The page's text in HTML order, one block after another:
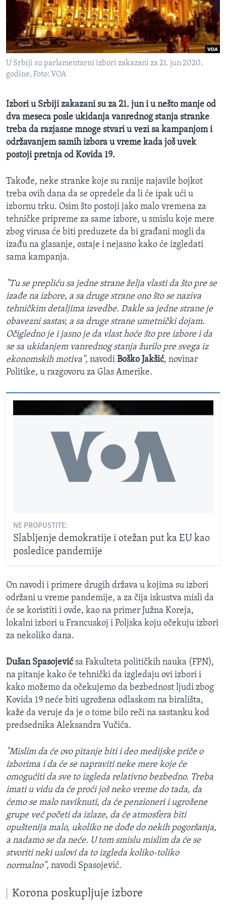
SPORT
INTERVJU
U Srbiji su parlamentarni izbori zakazani za 21. jun 2020.
godine, Foto: VOA
Izbori u Srbiji zakazani su za 21. jun i u nešto manje od
dva meseca posle ukidanja vanrednog stanja stranke
treba da razjasne mnoge stvari u vezi sa kampanjom i
održavanjem samih izbora u vreme kada još uvek
postoji pretnja od Kovida 19.
Takođe, neke stranke koje su ranije najavile bojkot
treba ovih dana da se opredele da li će ipak ući u
izbornu trku. Osim što postoji jako malo vremena za
tehničke pripreme za same izbore, u smislu koje mere
zbog virusa će biti preduzete da bi građani mogli da
izađu na glasanje, ostaje i nejasno kako će izgledati
sama kampanja.
"Tu se prepliću sa jedne strane želja vlasti da što pre se
izađe na izbore, a sa druge strane ono što se naziva
tehničkim detaljima izvedbe. Dakle sa jedne strane je
obavezni sastav, a sa druge strane umetnički dojam.
Očigledno je i jasno je da vlast hoće što pre izbore i da
se sa ukidanjem vanrednog stanja žurilo pre svega iz
ekonomskih motiva", navodi Boško Jakšić, novinar
Politike, u razgovoru za Glas Amerike.
NE PROPUSTITE:
Slabljenje demokratije i otežan put ka EU kao
posledice pandemije
On navodi i primere drugih država u kojima su izbori
održani u vreme pandemije, a za čija iskustva misli da
će se koristiti i ovde, kao na primer Južna Koreja,
lokalni izbori u Francuskoj i Poljska koju očekuju izbori
za nekoliko dana.
Dušan Spasojevićsa Fakulteta političkih nauka (FPN),
na pitanje kako će tehnički da izgledaju ovi izbori i
kako možemo da očekujemo da bezbednost ljudi zbog
Kovida 19 neće biti ugrožena odlaskom na birališta,
kaže da veruje da je o tome bilo reči na sastanku kod
predsednika Aleksandra Vučića.
"Mislim da će ovo pitanje biti i deo medijske priče o
izborima i da će se napraviti neke mere koje će
omogućiti da sve to izgleda relativno bezbedno. Treba
imati u vidu da će proći još neko vreme do tada, da
ćemo se malo naviknuti, da će penzioneri i ugrožene
grupe već početi da izlaze, da će atmosfera biti
opuštenija malo, ukoliko ne dođe do nekih pogoršanja,
a nadamo se da neće. U tom smislu mislim da će se
stvoriti neki uslovi da to izgleda koliko-toliko
normalno", navodi Spasojević.
Korona poskupljuje izbore